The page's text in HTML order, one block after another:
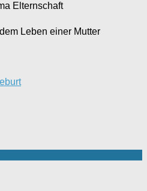
Elternschaft
Leben einer Mutter